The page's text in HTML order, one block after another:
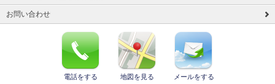
お問い合わせ
電話をする 地図を見る メールをする